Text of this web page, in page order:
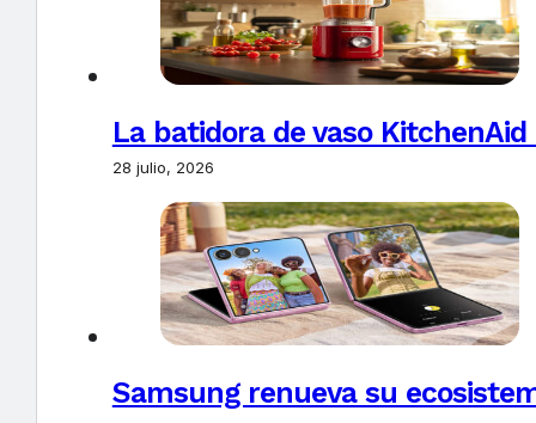
La batidora de vaso
28 julio, 2026
Samsung renueva su